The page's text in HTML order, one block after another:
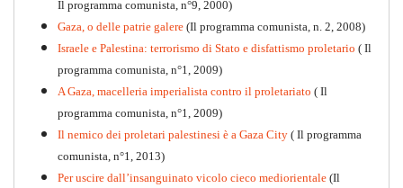
Per la difesa intransigente
Il programma comunista, n°9, 2000)
Gaza, o delle patrie galere (Il programma comunista, n. 2, 2008)
Israele e Palestina: terrorismo di Stato e disfattismo proletario ( Il
programma comunista, n°1, 2009)
A Gaza, macelleria imperialista contro il proletariato ( Il
programma comunista, n°1, 2009)
Il nemico dei proletari palestinesi è a Gaza City ( Il programma
comunista, n°1, 2013)
Per uscire dall’insanguinato vicolo cieco mediorientale (Il